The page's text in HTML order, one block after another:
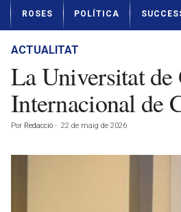
t
ROSES POLÍTICA
ACTUALITAT
La Universitat
Internacional de
Por Redacció - 22 de maig de 2026